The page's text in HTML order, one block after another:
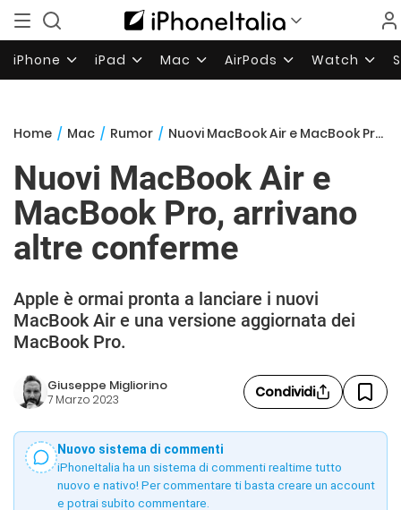
iPhone iPad Mac AirPods Watch
Home / Mac / Rumor / Nuovi MacBook Air e MacBook Pro, arrivano altre conferme
Nuovi MacBook Air e
MacBook Pro, arrivano
altre conferme
Apple è ormai pronta a lanciare i nuovi
MacBook Air e una versione aggiornata dei
MacBook Pro.
Giuseppe Migliorino
7 Marzo 2023 Condividi
Nuovo sistema di commenti
iPhoneItalia ha un sistema di commenti realtime tutto
nuovo e nativo! Per commentare ti basta creare un account
e potrai subito commentare.